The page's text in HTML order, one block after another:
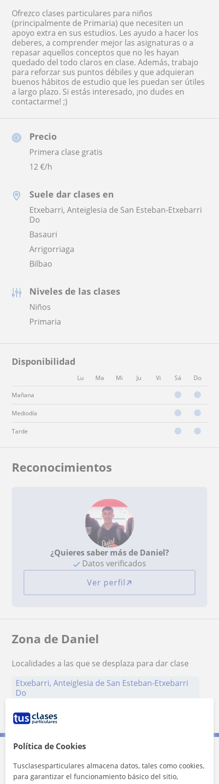
Precio
Primera clase gratis
12€/h
Suele dar clases en
Etxebarri, Anteiglesia de San Esteban-Etxebarri
Do
Basauri
Arrigorriaga
Bilbao
Niveles de las clases
Niños
Primaria
Disponibilidad
Lu Ma Mi Ju Vi Sá Do
Mañana
Mediodía
Tarde
Ofrezco clases particulares para niños
(principalmente de Primaria) que necesiten un
apoyo extra en sus estudios. Les ayudo a hacer los
deberes, a comprender mejor las asignaturas o a
repasar aquellos conceptos que no les hayan
quedado del todo claros en clase. Además, trabajo
para reforzar sus puntos débiles y que adquieran
buenos hábitos de estudio que les puedan ser útiles
a largo plazo. Si estás interesado, ¡no dudes en
contactarme! ;)
Reconocimientos
¿Quieres saber más de Daniel?
Datos verificados
Ver perfil
Zona de Daniel
Localidades a las que se desplaza para dar clase
Etxebarri, Anteiglesia de San Esteban-Etxebarri
Do
Basauri
Contacta con Daniel
Política de Cookies
Tusclasesparticulares almacena datos, tales como cookies,
para garantizar el funcionamiento básico del sitio,